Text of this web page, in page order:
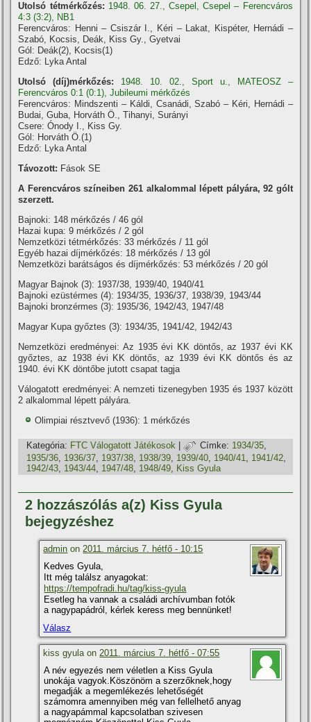
Utolsó tétmérkőzés: 1948. 06. 27., Csepel, Csepel – Ferencváros
4:3 (3:2), NB1
Ferencváros: Henni – Csiszár I., Kéri – Lakat, Kispéter, Hernádi –
Szabó, Kocsis, Deák, Kiss Gy., Gyetvai
Gól: Deák(2), Kocsis(1)
Edző: Lyka Antal
Utolsó (díj)mérkőzés:
1948. 10. 02., Sport u., MATEOSZ –
Ferencváros 0:1 (0:1), Jubileumi mérkőzés
Ferencváros: Mindszenti – Káldi, Csanádi, Szabó – Kéri, Hernádi –
Budai, Guba, Horváth Ö., Tihanyi, Surányi
Csere: Ónody I., Kiss Gy.
Gól: Horváth Ö.(1)
Edző: Lyka Antal
Távozott: Fások SE
A Ferencváros szí­neiben 261 alkalommal lépett pályára, 92 gólt
szerzett.
Bajnoki: 148 mérkőzés / 46 gól
Hazai kupa: 9 mérkőzés / 2 gól
Nemzetközi tétmérkőzés: 33 mérkőzés / 11 gól
Egyéb hazai dí­jmérkőzés: 18 mérkőzés / 13 gól
Nemzetközi barátságos és dí­jmérkőzés: 53 mérkőzés / 20 gól
Magyar Bajnok (3): 1937/38, 1939/40, 1940/41
Bajnoki ezüstérmes (4): 1934/35, 1936/37, 1938/39, 1943/44
Bajnoki bronzérmes (3): 1935/36, 1942/43, 1947/48
Magyar Kupa győztes (3): 1934/35, 1941/42, 1942/43
Nemzetközi eredményei: Az 1935 évi KK döntős, az 1937 évi KK
győztes, az 1938 évi KK döntős, az 1939 évi KK döntős és az
1940. évi KK döntőbe jutott csapat tagja
Válogatott eredményei: A nemzeti tizenegyben 1935 és 1937 között
2 alkalommal lépett pályára.
Olimpiai résztvevő (1936): 1 mérkőzés
Kategória: FTC Válogatott Játékosok | Címke: 1934/35,
1935/36, 1936/37, 1937/38, 1938/39, 1939/40, 1940/41, 1941/42,
1942/43, 1943/44, 1947/48, 1948/49, Kiss Gyula
2 hozzászólás a(z) Kiss Gyula
bejegyzéshez
admin on2011. március 7. hétfő - 10:15
Kedves Gyula,
Itt még találsz anyagokat:
https://tempofradi.hu/tag/kiss-gyula
Esetleg ha vannak a családi archí­vumban fotók
a nagypapádról, kérlek keress meg bennünket!
Válasz
kiss gyula on2011. március 7. hétfő - 07:55
A név egyezés nem véletlen a Kiss Gyula
unokája vagyok.Köszönöm a szerzőknek,hogy
megadják a megemlékezés lehetőségét
számomra amennyiben még van fellelhető anyag
a nagyapámmal kapcsolatban szivesen